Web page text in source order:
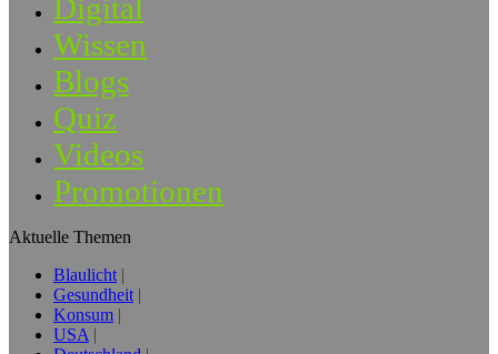
Digital
Wissen
Blogs
Quiz
Videos
Promotionen
Aktuelle Themen
Blaulicht
Gesundheit
Konsum
USA